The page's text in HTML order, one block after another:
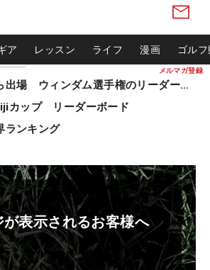
メルマガ登録
ア レッスン ライフ 漫画 ゴル
松山英樹ら出場 ウィンダム選手権のリーダーボード
カップ リーダーボード
ランキング
が表示されるお客様へ